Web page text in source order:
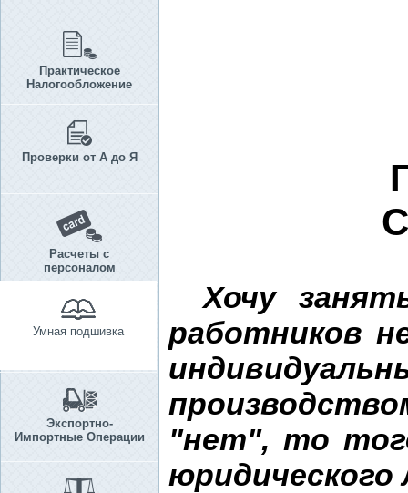
Практическое
Налогообложение
Проверки от А до Я
Расчеты с
персоналом
Умная подшивка
Экспортно-
Импортные Операции
Хочу
работников
"нет", то